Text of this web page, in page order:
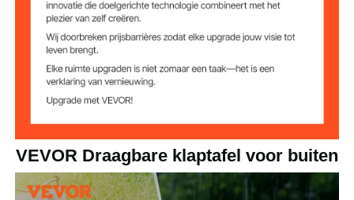
Materiaal tafelblad aluminiumlegering
Dikte tafelblad 0,03 inch / 0,7 mm
Framemateriaal aluminiumlegering
Buiswanddikte 0,4 inch / 1 mm
VEVOR Draagbare klaptafel voor buiten